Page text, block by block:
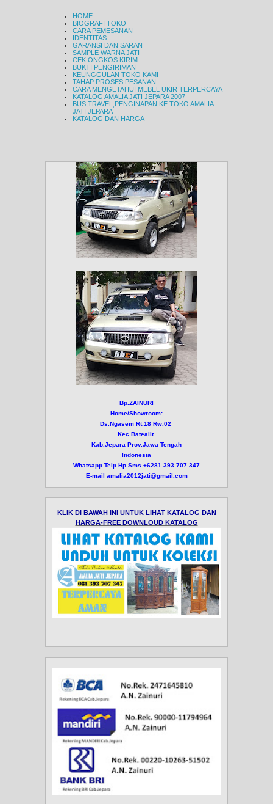
HOME
BIOGRAFI TOKO
CARA PEMESANAN
IDENTITAS
GARANSI DAN SARAN
SAMPLE WARNA JATI
CEK ONGKOS KIRIM
BUKTI PENGIRIMAN
KEUNGGULAN TOKO KAMI
TAHAP PROSES PESANAN
CARA MENGETAHUI MEBEL UKIR TERPERCAYA
KATALOG AMALIA JATI JEPARA 2007
BUS,TRAVEL,PENGINAPAN KE TOKO AMALIA
JATI JEPARA
KATALOG DAN HARGA
Bp.ZAINURI
Home/Showroom:
Ds.Ngasem Rt.18 Rw.02
Kec.Batealit
Kab.Jepara Prov.Jawa Tengah
Indonesia
Whatsapp.Telp.Hp.Sms +6281 393 707 347
E-mail amalia2012jati@gmail.com
KLIK DI BAWAH INI UNTUK LIHAT KATALOG DAN
HARGA-FREE DOWNLOUD KATALOG